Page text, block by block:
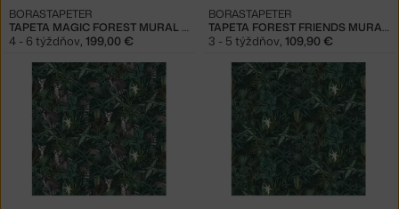
TAPETA MAGIC FOREST MURAL 7481
BORASTAPETER
4 - 6 týždňov 199,00 €
TAPETA FOREST FRIENDS MURAL 7480
BORASTAPETER
3 - 5 týždňov 109,90 €